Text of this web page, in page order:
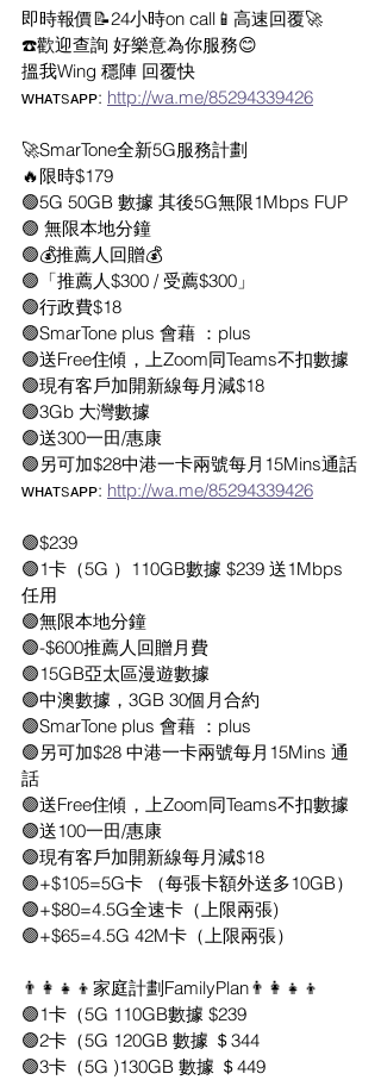
即時報價📝24小時on call📱高速回覆🚀
☎️歡迎查詢 好樂意為你服務😊
搵我Wing 穩陣 回覆快
ᴡʜᴀᴛsᴀᴘᴘ: http://wa.me/85294339426
🚀SmarTone全新5G服務計劃
🔥限時$179
🟢5G 50GB 數據 其後5G無限1Mbps FUP
🟢 無限本地分鐘
🟢💰推薦人回贈💰
🟢「推薦人$300 / 受薦$300」
🟢行政費$18
🟢SmarTone plus 會藉 ：plus
🟢送Free住傾，上Zoom同Teams不扣數據
🟢現有客戶加開新線每月減$18
🟢3Gb 大灣數據
🟢送300一田/惠康
🟢另可加$28中港一卡兩號每月15Mins通話
ᴡʜᴀᴛsᴀᴘᴘ: http://wa.me/85294339426
🟣$239
🟣1卡（5G ）110GB數據 $239 送1Mbps
任用
🟣無限本地分鐘
🟣-$600推薦人回贈月費
🟣15GB亞太區漫遊數據
🟣中澳數據，3GB 30個月合約
🟣SmarTone plus 會藉 ：plus
🟣另可加$28 中港一卡兩號每月15Mins 通
話
🟣送Free住傾，上Zoom同Teams不扣數據
🟣送100一田/惠康
🟣現有客戶加開新線每月減$18
🟣+$105=5G卡 （每張卡額外送多10GB）
🟣+$80=4.5G全速卡（上限兩張)
🟣+$65=4.5G 42M卡（上限兩張）
👨‍👩‍👧‍👦家庭計劃FamilyPlan👨‍👩‍👧‍👦
🟣1卡（5G 110GB數據 $239
🟣2卡（5G 120GB 數據 ＄344
🟣3卡（5G )130GB 數據 ＄449